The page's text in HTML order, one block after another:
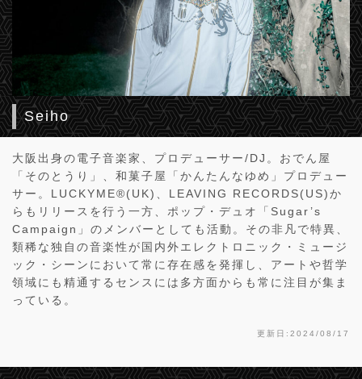
Seiho
大阪出身の電子音楽家、プロデューサー/DJ。おでん屋
「そのとうり」、和菓子屋「かんたんなゆめ」プロデュー
サー。LUCKYME®(UK)、LEAVING RECORDS(US)か
らもリリースを行う一方、ポップ・デュオ「Sugar’s
Campaign」のメンバーとしても活動。その非凡で特異、
類稀な独自の音楽性が国内外エレクトロニック・ミュージ
ック・シーンにおいて常に存在感を発揮し、アートや哲学
領域にも精通するセンスには多方面からも常に注目が集ま
っている。
更新日:2024/08/17